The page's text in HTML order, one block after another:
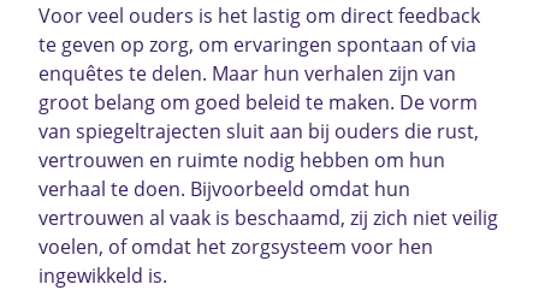
Voor veel ouders is het lastig om direct feedback
te geven op zorg, om ervaringen spontaan of via
enquêtes te delen. Maar hun verhalen zijn van
groot belang om goed beleid te maken. De vorm
van spiegeltrajecten sluit aan bij ouders die rust,
vertrouwen en ruimte nodig hebben om hun
verhaal te doen. Bijvoorbeeld omdat hun
vertrouwen al vaak is beschaamd, zij zich niet veilig
voelen, of omdat het zorgsysteem voor hen
ingewikkeld is.